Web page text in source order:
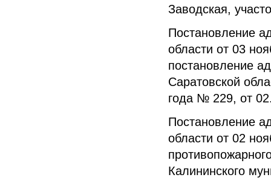
Заводская,
Постановление
области от 03
постановление
Саратовской
года № 229, от
Постановление
области от 02
Калининского